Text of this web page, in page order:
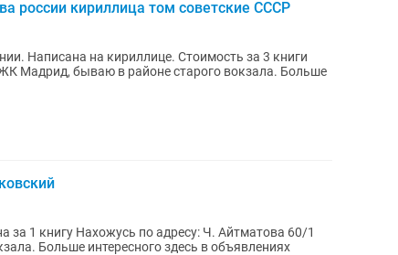
россии кириллица том советские СССР
Написана на кириллице. Стоимость за 3 книги
Мадрид, бываю в районе старого вокзала. Больше
за 1 книгу Нахожусь по адресу: Ч. Айтматова 60/1
Больше интересного здесь в объявлениях